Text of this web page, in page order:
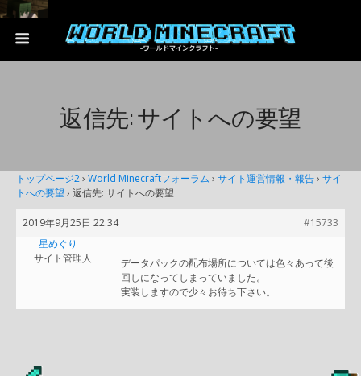
返信先: サイトへの要望
トップページ2› World Minecraftフォーラム › サイト運営情報・報告› サイ
トへの要望 › 返信先: サイトへの要望
2019年9月25日 22:34
#15733
星めぐり
サイト管理人
データパックの配布場所については色々あって後
回しになってしまっていました。
実装しますので少々お待ち下さい。